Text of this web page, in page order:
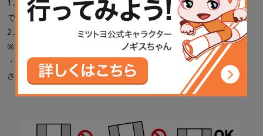
1.内側用ジョウを測定物に差し込み、適正で均一な測定力
で測定面を測定物に密着させます。
2.測定物を密着させたままの姿勢で目盛を読み取ります。
※注意点
・内側用ジョウは測定物にできるだけ深く差し込んでくだ
さい。